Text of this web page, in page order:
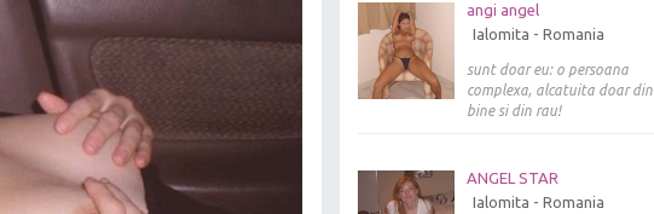
angi angel
Ialomita - Romania
sunt doar eu: o persoana
complexa, alcatuita doar din
bine si din rau!
ANGEL STAR
Ialomita - Romania